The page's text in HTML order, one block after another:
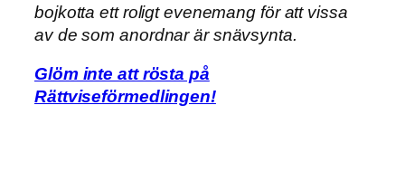
bojkotta ett roligt evenemang för att vissa
av de som anordnar är snävsynta.
Glöm inte att rösta på
Rättviseförmedlingen!